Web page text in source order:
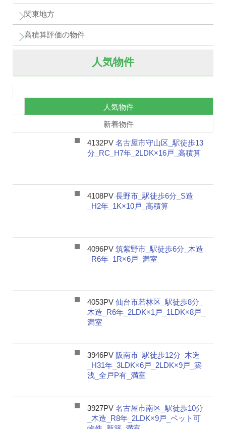
関東地方
高積算評価の物件
人気物件
人気物件
新着物件
4132PV 名古屋市守山区_駅徒歩13
分_RC_H7年_2LDK×16戸_高積算
4108PV 長野市_駅徒歩6分_S造
_H2年_1K×10戸_高積算
4096PV 筑紫野市_駅徒歩6分_木造
_R6年_1R×6戸_満室
4053PV 仙台市若林区_駅徒歩8分_
木造_R6年_2LDK×1戸_1LDK×8戸_
満室
3946PV 阪南市_駅徒歩12分_木造
_H31年_3LDK×6戸_2LDK×9戸_築
浅_全戸P有_満室
3927PV 名古屋市南区_駅徒歩10分
_木造_R8年_2LDK×9戸_ペット可